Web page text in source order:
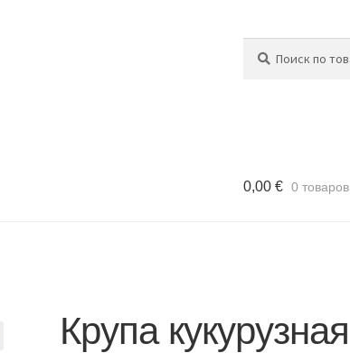
0,00 € 0 товаров
Крупа кукурузная